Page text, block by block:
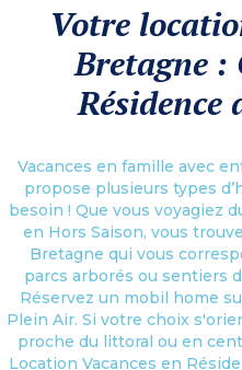
Votre
Bretagne :
Résidence
Vacances en famille avec
propose plusieurs types
besoin ! Que vous voyagiez
en Hors Saison, vous
Bretagne qui vous
parcs arborés ou sentiers
Réservez un mobil home
Plein Air. Si votre choix
proche du littoral ou en
Location Vacances en